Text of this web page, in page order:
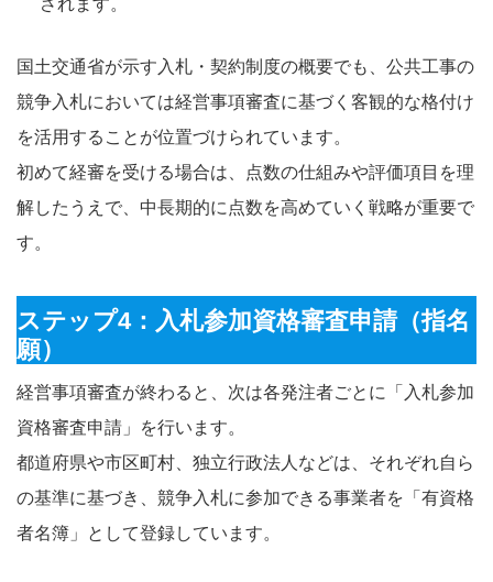
国土交通省が示す入札・契約制度の概要でも、公共工事の
競争入札においては経営事項審査に基づく客観的な格付け
を活用することが位置づけられています。
初めて経審を受ける場合は、点数の仕組みや評価項目を理
解したうえで、中長期的に点数を高めていく戦略が重要で
す。
ステップ4：入札参加資格審査申請（指名
願）
経営事項審査が終わると、次は各発注者ごとに「入札参加
資格審査申請」を行います。
都道府県や市区町村、独立行政法人などは、それぞれ自ら
の基準に基づき、競争入札に参加できる事業者を「有資格
者名簿」として登録しています。